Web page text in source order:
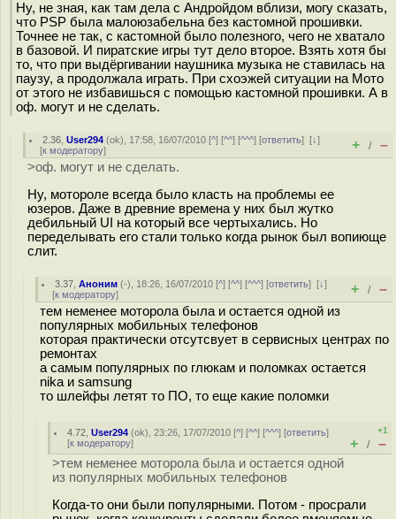
Ну, не зная, как там дела с Андройдом вблизи, могу сказать,
что PSP была малоюзабельна без кастомной прошивки.
Точнее не так, с кастомной было полезного, чего не хватало
в базовой. И пиратские игры тут дело второе. Взять хотя бы
то, что при выдёргивании наушника музыка не ставилась на
паузу, а продолжала играть. При схоэжей ситуации на Мото
от этого не избавишься с помощью кастомной прошивки. А в
оф. могут и не сделать.
2.36 ,User294 (ok), 17:58, 16/07/2010 [^] [^^] [^^^] [ответить][↓]
[к модератору] + / –
>оф. могут и не сделать.
Ну, мотороле всегда было класть на проблемы ее
юзеров. Даже в древние времена у них был жутко
дебильный UI на который все чертыхались. Но
переделывать его стали только когда рынок был вопиюще
слит.
3.37 ,Аноним (-), 18:26, 16/07/2010 [^] [^^] [^^^] [ответить][↓]
[к модератору] + / –
тем неменее моторола была и остается одной из
популярных мобильных телефонов
которая практически отсутсвует в сервисных центрах по
ремонтах
а самым популярных по глюкам и поломках остается
nika и samsung
то шлейфы летят то ПО, то еще какие поломки
4.72 ,User294 (ok), 23:26, 17/07/2010 [^] [^^] [^^^] [ответить]
[к модератору]
+1
+ / –
>тем неменее моторола была и остается одной
из популярных мобильных телефонов
Когда-то они были популярными. Потом - просрали